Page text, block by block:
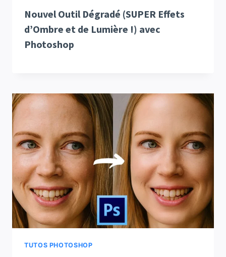
Nouvel Outil Dégradé (SUPER Effets
d’Ombre et de Lumière !) avec
Photoshop
TUTOS PHOTOSHOP